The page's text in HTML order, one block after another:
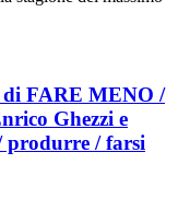
di FARE MENO /
Ghezzi e
produrre / farsi